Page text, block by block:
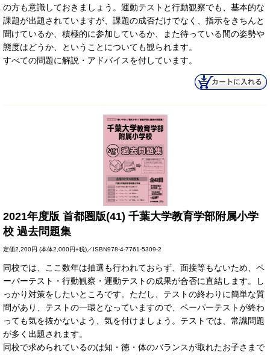
の方も意識しておきましょう。運動テストと行動観察でも、基本的な
課題が出題されていますが、課題の成否だけでなく、指示をきちんと
聞けているか、積極的に参加しているか、また待っている間の姿勢や
態度はどうか、ということについても観られます。
すべての問題に解説・アドバイスを付しています。
2021年度版 首都圏版(41) 千葉大学教育学部附属小学
校 過去問題集
定価2,200円 (本体2,000円+税)／ISBN978-4-7761-5309-2
同校では、ここ数年は抽選も行われておらず、面接等もないため、ペ
ーパーテスト・行動観察・運動テストの成果が合否に直結します。し
っかり対策をしたいところです。ただし、テストの終わりに簡単な質
問があり、テストの一環となっていますので、ペーパーテストが終わ
っても気を抜かないよう、気を付けましょう。テストでは、常識問題
が多く出題されます。
同校で求められているのは知・徳・体のバランスが取れたお子さまで